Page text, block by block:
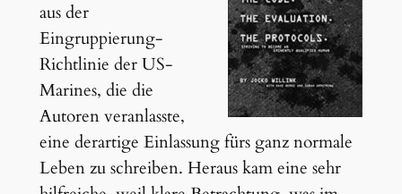
aus der
Eingruppierung-
Richtlinie der US-
Marines, die die
Autoren veranlasste,
eine derartige Einlassung fürs ganz normale
Leben zu schreiben. Heraus kam eine sehr